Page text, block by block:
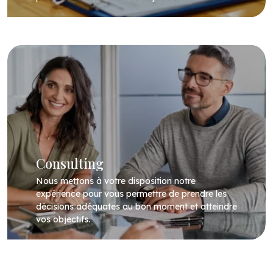
Consulting
Nous mettons à votre disposition notre
expérience pour vous permettre de prendre les
décisions adéquates au bon moment et atteindre
vos objectifs.